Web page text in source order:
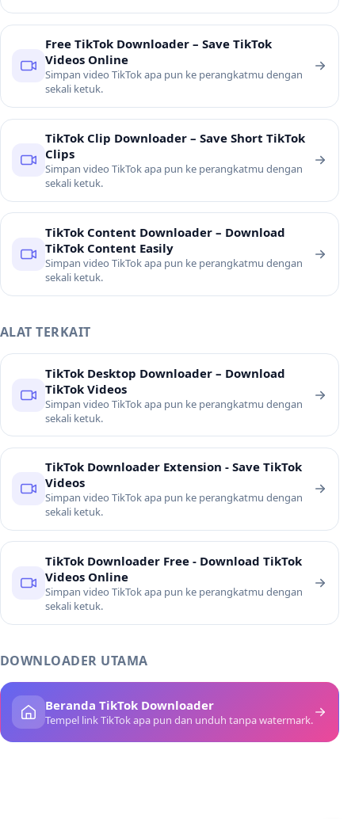
Free TikTok Downloader – Save TikTok
Videos Online
Simpan video TikTok apa pun ke perangkatmu dengan
sekali ketuk.
TikTok Clip Downloader – Save Short TikTok
Clips
Simpan video TikTok apa pun ke perangkatmu dengan
sekali ketuk.
TikTok Content Downloader – Download
TikTok Content Easily
Simpan video TikTok apa pun ke perangkatmu dengan
sekali ketuk.
ALAT TERKAIT
TikTok Desktop Downloader – Download
TikTok Videos
Simpan video TikTok apa pun ke perangkatmu dengan
sekali ketuk.
TikTok Downloader Extension - Save TikTok
Videos
Simpan video TikTok apa pun ke perangkatmu dengan
sekali ketuk.
TikTok Downloader Free - Download TikTok
Videos Online
Simpan video TikTok apa pun ke perangkatmu dengan
sekali ketuk.
DOWNLOADER UTAMA
Beranda TikTok Downloader
Tempel link TikTok apa pun dan unduh tanpa watermark.